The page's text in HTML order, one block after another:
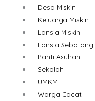
Desa Miskin
Keluarga Miskin
Lansia Miskin
Lansia Sebatang
Panti Asuhan
Sekolah
UMKM
Warga Cacat